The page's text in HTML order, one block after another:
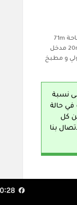
بيت بناء قديم صالح للسكن مساحة 71m
واقع حال 75m واجهة 3.80 نزال 20m مدخل
و مطبخ
حالة
بنا